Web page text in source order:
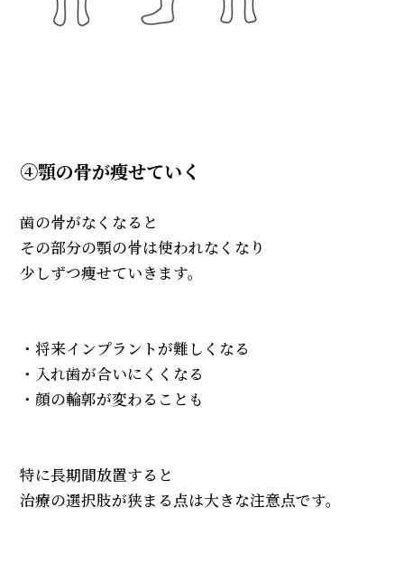
④顎の骨が瘦せていく
歯の骨がなくなると
その部分の顎の骨は使われなくなり
少しずつ痩せていきます。
・将来インプラントが難しくなる
・入れ歯が合いにくくなる
・顔の輪郭が変わることも
特に長期間放置すると
治療の選択肢が狭まる点は大きな注意点です。